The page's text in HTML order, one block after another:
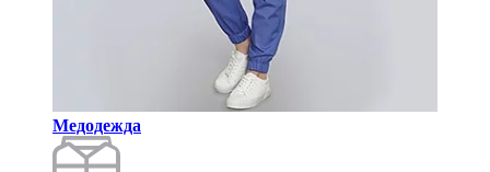
Медодежда